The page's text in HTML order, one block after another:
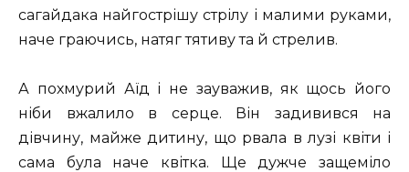
сагайдака найгострішу стрілу і малими руками,
наче граючись, натяг тятиву та й стрелив.
А похмурий Аїд і не зауважив, як щось його
ніби вжалило в серце. Він задивився на
дівчину, майже дитину, що рвала в лузі квіти і
сама була наче квітка. Ще дужче защеміло